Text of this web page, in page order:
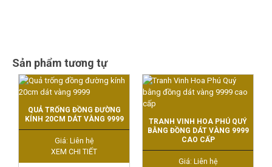
Sản phẩm tương tự
QUẢ TRỐNG ĐỒNG ĐƯỜNG
KÍNH 20CM DÁT VÀNG 9999
Giá: Liên hệ
XEM CHI TIẾT
TRANH VINH HOA PHÚ QUÝ
BẰNG ĐỒNG DÁT VÀNG 9999
CAO CẤP
Giá: Liên hệ